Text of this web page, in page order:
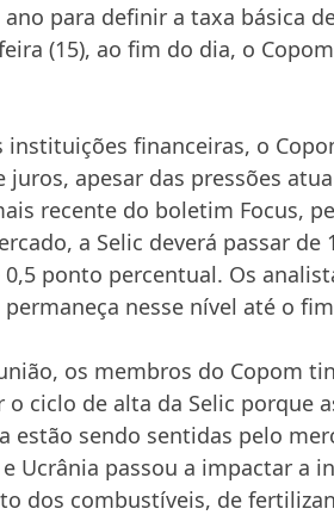
para definir a taxa básica
(15), ao fim do dia, o
instituições financeiras, o
juros, apesar das pressões
recente do boletim Focus,
a Selic deverá passar de
ponto percentual. Os
nesse nível até o
os membros do Copom
ciclo de alta da Selic porque
estão sendo sentidas pelo
Ucrânia passou a impactar a
dos combustíveis, de